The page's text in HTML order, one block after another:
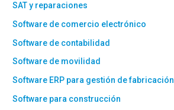
SAT y reparaciones
Software de comercio electrónico
Software de contabilidad
Software de movilidad
Software ERP para gestión de fabricación
Software para construcción